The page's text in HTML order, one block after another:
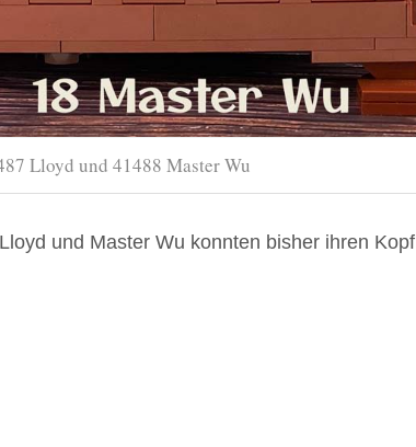
Lloyd und 41488 Master Wu
und Master Wu konnten bisher ihren Kopf